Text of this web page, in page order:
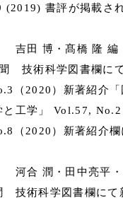
書評が掲載され
吉田 博・髙橋 隆 編
術科学図書欄にて
2020）新著紹介「
学」 Vol.57, No.2
2020）新著紹介欄
河合 潤・田中亮平
科学図書欄にて新